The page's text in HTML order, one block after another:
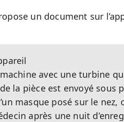
un document sur
machine avec une turbine
la pièce est envoyé
masque posé sur le
après une nuit